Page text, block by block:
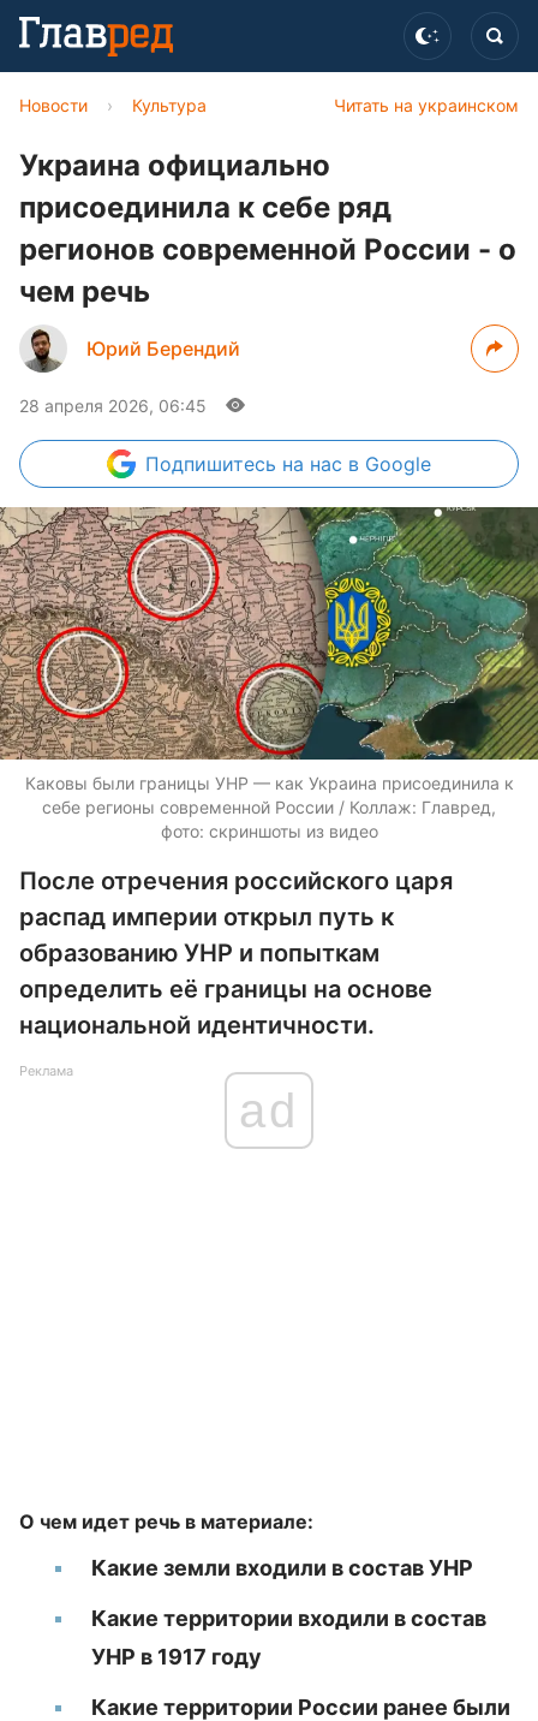
Читать на украинском
Новости › Культура
Украина официально
присоединила к себе ряд
регионов современной России - о
чем речь
Юрий Берендий
28 апреля 2026, 06:45
Подпишитесь на нас в Google
Каковы были границы УНР — как Украина присоединила к
себе регионы современной России / Коллаж: Главред,
фото: скриншоты из видео
После отречения российского царя
распад империи открыл путь к
образованию УНР и попыткам
определить её границы на основе
национальной идентичности.
Реклама
ad
О чем идет речь в материале:
Какие земли входили в состав УНР
Какие территории входили в состав
УНР в 1917 году
Какие территории России ранее были